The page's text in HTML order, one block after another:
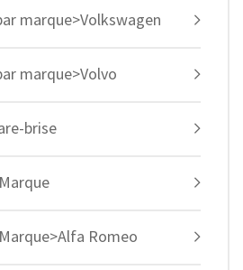
marque>Volkswagen
marque>Volvo
brise
Romeo